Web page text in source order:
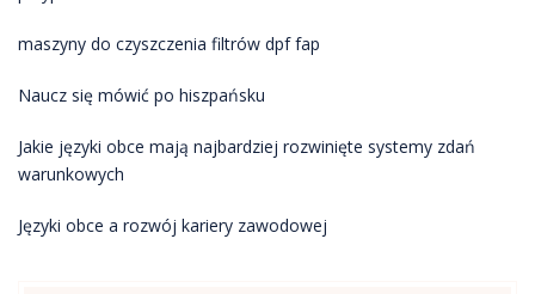
maszyny do czyszczenia filtrów dpf fap
Naucz się mówić po hiszpańsku
Jakie języki obce mają najbardziej rozwinięte systemy zdań
warunkowych
Języki obce a rozwój kariery zawodowej